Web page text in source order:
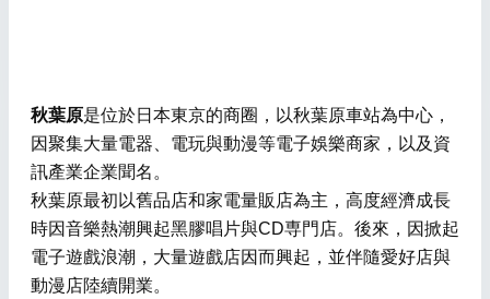
秋葉原是位於日本東京的商圈，以秋葉原車站為中心，
因聚集大量電器、電玩與動漫等電子娛樂商家，以及資
訊產業企業聞名。
秋葉原最初以舊品店和家電量販店為主，高度經濟成長
時因音樂熱潮興起黑膠唱片與CD専門店。後來，因掀起
電子遊戲浪潮，大量遊戲店因而興起，並伴隨愛好店與
動漫店陸續開業。